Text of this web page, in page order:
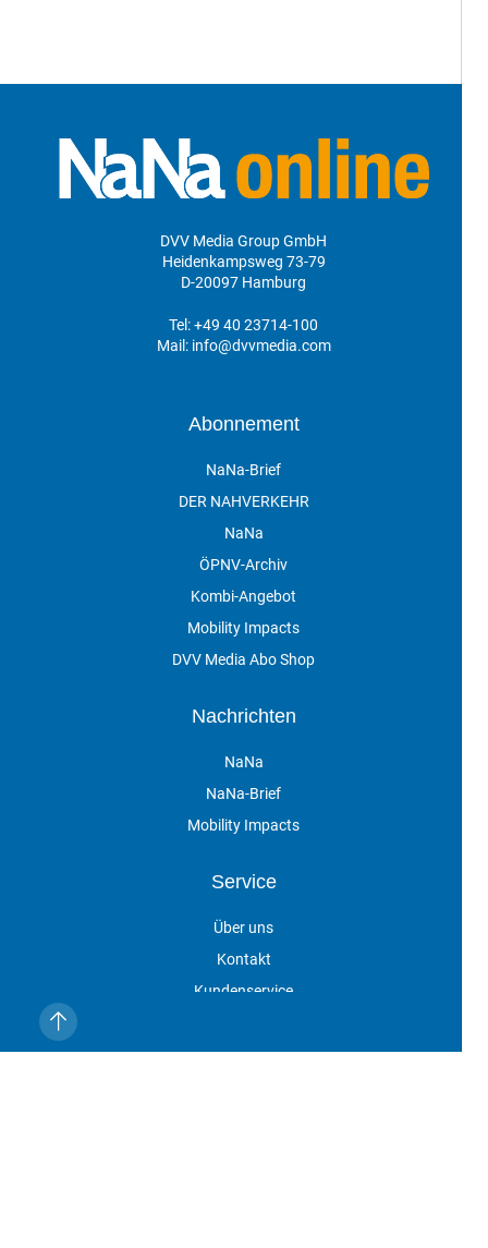
DVV Media Group GmbH
Heidenkampsweg 73-79
D-20097 Hamburg
Tel:+49 40 23714-100
Mail: info@dvvmedia.com
Abonnement
NaNa-Brief
DER NAHVERKEHR
NaNa
ÖPNV-Archiv
Kombi-Angebot
Mobility Impacts
DVV Media Abo Shop
Nachrichten
NaNa
NaNa-Brief
Mobility Impacts
Service
Über uns
Kontakt
Kundenservice